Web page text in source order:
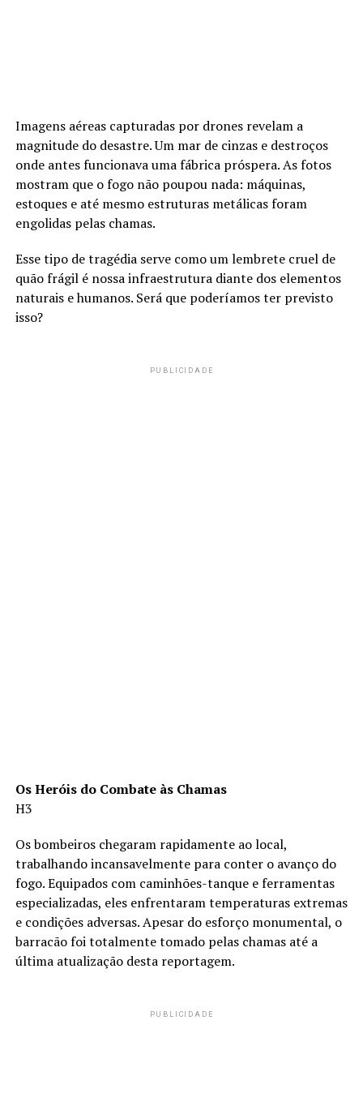
Imagens aéreas capturadas por drones revelam a
magnitude do desastre. Um mar de cinzas e destroços
onde antes funcionava uma fábrica próspera. As fotos
mostram que o fogo não poupou nada: máquinas,
estoques e até mesmo estruturas metálicas foram
engolidas pelas chamas.
Esse tipo de tragédia serve como um lembrete cruel de
quão frágil é nossa infraestrutura diante dos elementos
naturais e humanos. Será que poderíamos ter previsto
isso?
PUBLICIDADE
Os Heróis do Combate às Chamas
H3
Os bombeiros chegaram rapidamente ao local,
trabalhando incansavelmente para conter o avanço do
fogo. Equipados com caminhões-tanque e ferramentas
especializadas, eles enfrentaram temperaturas extremas
e condições adversas. Apesar do esforço monumental, o
barracão foi totalmente tomado pelas chamas até a
última atualização desta reportagem.
PUBLICIDADE